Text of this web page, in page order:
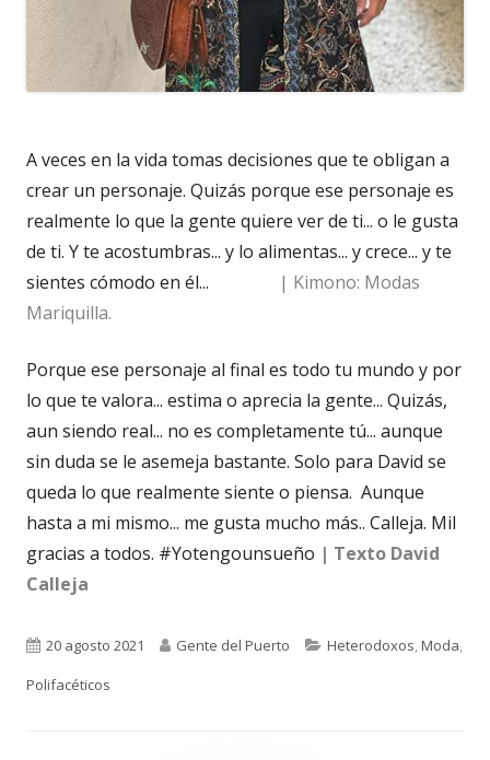
A veces en la vida tomas decisiones que te obligan a
crear un personaje. Quizás porque ese personaje es
realmente lo que la gente quiere ver de ti... o le gusta
de ti. Y te acostumbras... y lo alimentas... y crece... y te
sientes cómodo en él... | Kimono: Modas
Mariquilla.
Porque ese personaje al final es todo tu mundo y por
lo que te valora... estima o aprecia la gente... Quizás,
aun siendo real... no es completamente tú... aunque
sin duda se le asemeja bastante. Solo para David se
queda lo que realmente siente o piensa. Aunque
hasta a mi mismo... me gusta mucho más.. Calleja. Mil
gracias a todos. #Yotengounsueño | Texto David
Calleja
Publicado
el
20 agosto 2021 Autor
Gente del Puerto Categorías
Heterodoxos,Moda,
Polifacéticos